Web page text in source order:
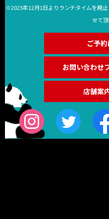
※2025年12月1日よりランチタイムを廃止
せて頂
ご予
お問い合わせ
店舗案